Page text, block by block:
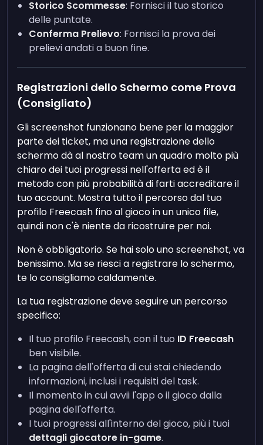
Storico Scommesse: Fornisci il tuo storico
delle puntate.
Conferma Prelievo: Fornisci la prova dei
prelievi andati a buon fine.
Registrazioni dello Schermo come Prova
(Consigliato)
Gli screenshot funzionano bene per la maggior
parte dei ticket, ma una registrazione dello
schermo dà al nostro team un quadro molto più
chiaro dei tuoi progressi nell'offerta ed è il
metodo con più probabilità di farti accreditare il
tuo account. Mostra tutto il percorso dal tuo
profilo Freecash fino al gioco in un unico file,
quindi non c'è niente da ricostruire per noi.
Non è obbligatorio. Se hai solo uno screenshot, va
benissimo. Ma se riesci a registrare lo schermo,
te lo consigliamo caldamente.
La tua registrazione deve seguire un percorso
specifico:
Il tuo profilo Freecash, con il tuo ID Freecash
ben visibile.
La pagina dell'offerta di cui stai chiedendo
informazioni, inclusi i requisiti del task.
Il momento in cui avvii l'app o il gioco dalla
pagina dell'offerta.
I tuoi progressi all'interno del gioco, più i tuoi
dettagli giocatore in-game.